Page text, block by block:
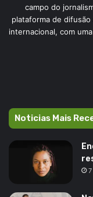
campo do
plataforma de
internacional, com
Noticias Mais